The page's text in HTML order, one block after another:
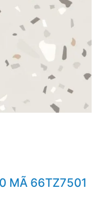
MÃ 66TZ7501